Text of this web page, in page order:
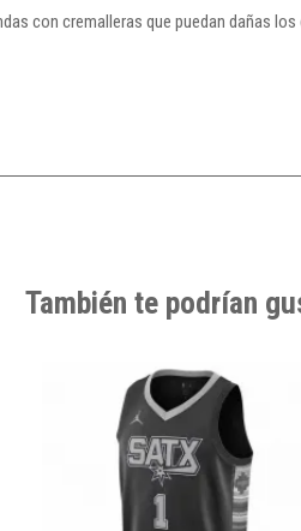
con cremalleras que puedan dañas los
También te podrían